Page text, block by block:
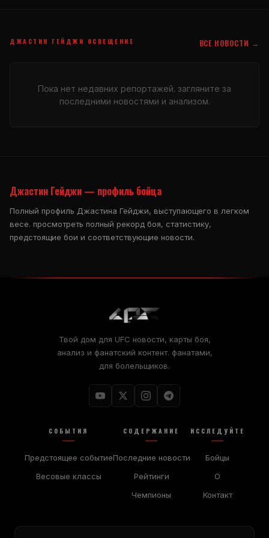
ДЖАСТИН ГЕЙДЖИ ОСВЕЩЕНИЕ ВСЕ НОВОСТИ →
Пока нет недавних репортажей. загляните за
последними новостями и анализом.
Джастин Гейджи — профиль бойца
Полный профиль Джастина Гейджи, выступающего в легком
весе. просмотреть полный рекорд боя, статистику,
предстоящие бои и соответствующие новости.
Твой дом для UFC новости, карты боя,
анализ и фанатский контент. фанатами,
для болельщиков.
СОБЫТИЯ
Предстоящее событие
Весовые классы
СОДЕРЖАНИЕ
Последние новости
Рейтинги
Чемпионы
ИССЛЕДУЙТЕ
Бойцы
О
Контакт